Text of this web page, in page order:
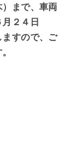
まで、車両
２４日
ますので、ご